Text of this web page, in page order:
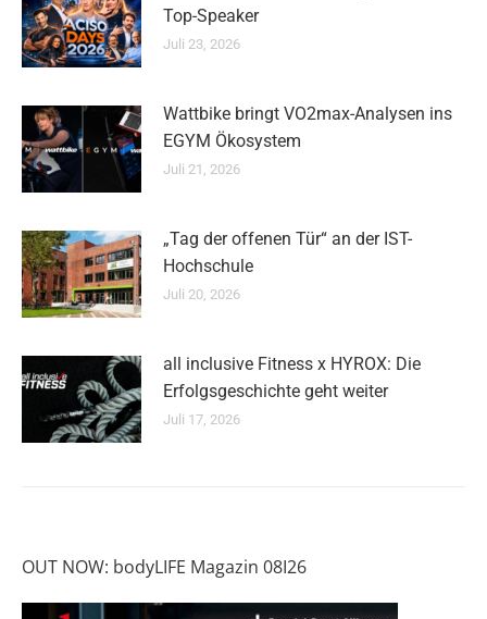
Top-Speaker
Juli 23, 2026
Wattbike bringt VO2max-Analysen ins
EGYM Ökosystem
Juli 21, 2026
„Tag der offenen Tür“ an der IST-
Hochschule
Juli 20, 2026
all inclusive Fitness x HYROX: Die
Erfolgsgeschichte geht weiter
Juli 17, 2026
OUT NOW: bodyLIFE Magazin 08I26